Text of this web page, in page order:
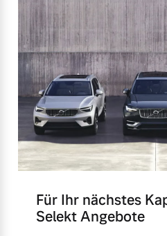
Für Ihr nächstes
Selekt Angebote